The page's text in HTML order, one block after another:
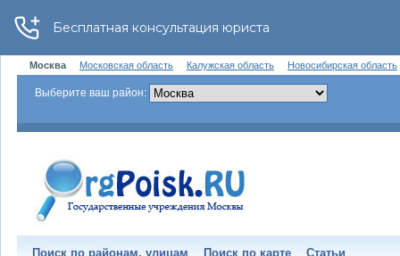
Москва Московская область Калужская область Новосибирская область
Выберите ваш район:
Поиск по районам, улицам Поиск по карте Статьи